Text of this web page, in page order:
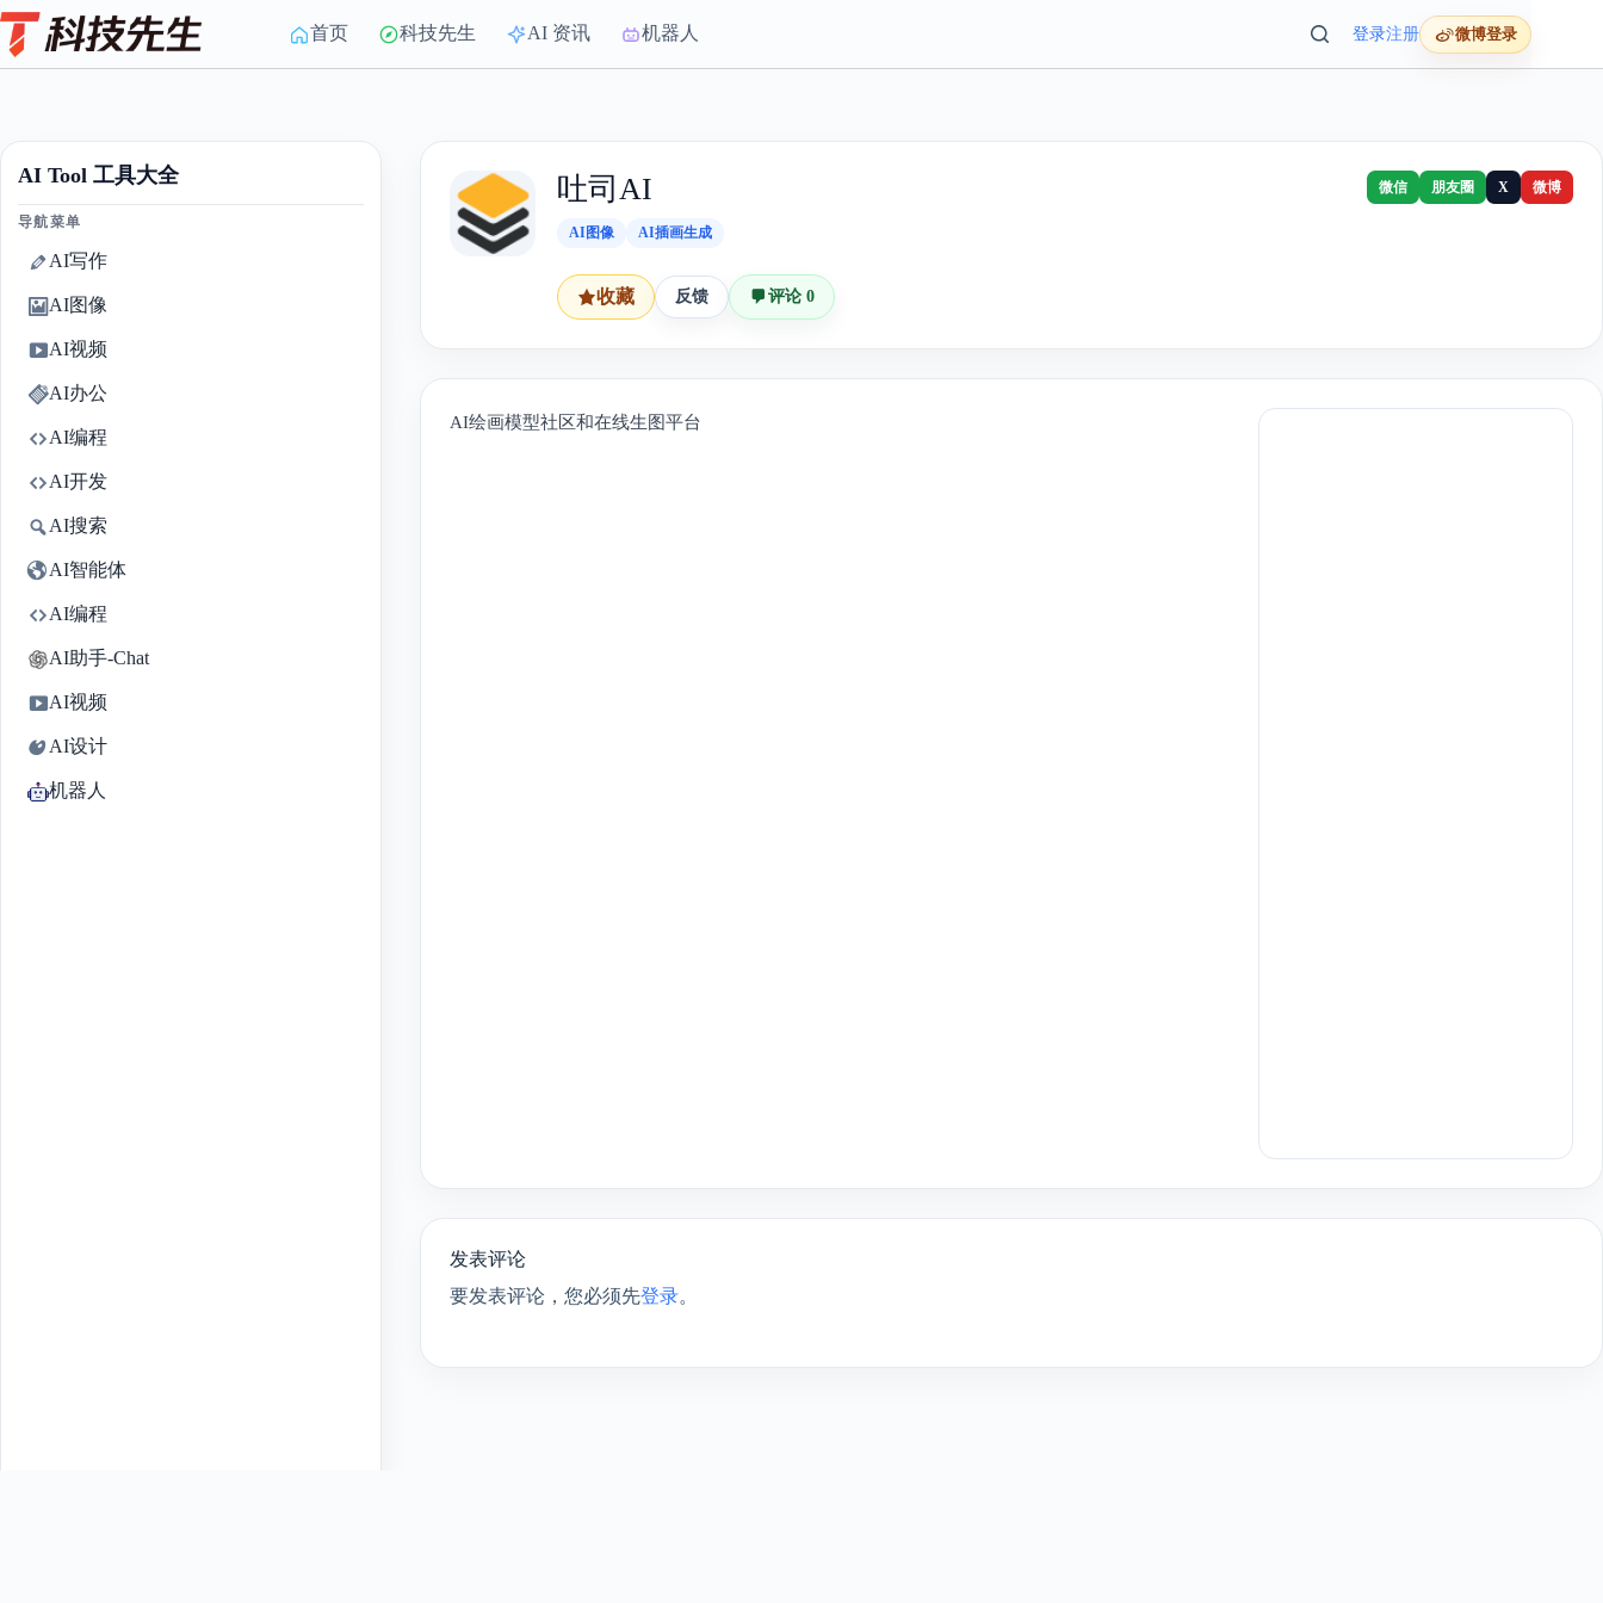
Skip
to
content
首页 科技先生 AI 资讯 机器人 登录注册 微博登录
AI Tool 工具大全
导航菜单
AI写作
AI图像
AI视频
AI办公
AI编程
AI开发
AI搜索
AI智能体
AI编程
AI助手-Chat
AI视频
AI设计
机器人
吐司AI 微信 朋友圈 X 微博
AI图像 AI插画生成
收藏 反馈 评论 0
AI绘画模型社区和在线生图平台
发表评论
要发表评论，您必须先登录。